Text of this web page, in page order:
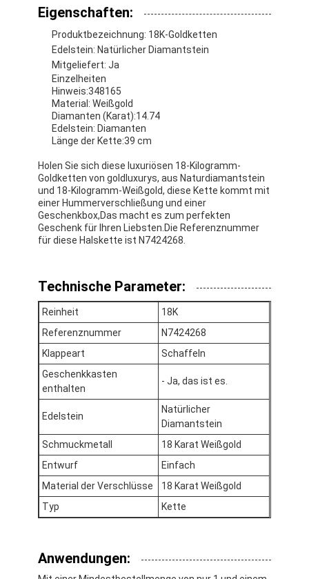
Zu Hause
Produkte
Über uns
Werksbesichtigung
Qualitätskontrolle
Neuigkeiten
Blog
Bitte um ein Angebot
18K-Gold-Halsbänder
Eigenschaften:
Produktbezeichnung: 18K-Goldketten
Edelstein: Natürlicher Diamantstein
Mitgeliefert: Ja
Einzelheiten
Hinweis:348165
Material: Weißgold
Diamanten (Karat):14.74
Edelstein: Diamanten
Länge der Kette:39 cm
Holen Sie sich diese luxuriösen 18-Kilogramm-
Goldketten von goldluxurys, aus Naturdiamantstein
und 18-Kilogramm-Weißgold, diese Kette kommt mit
einer Hummerverschließung und einer
Geschenkbox,Das macht es zum perfekten
Geschenk für Ihren Liebsten.Die Referenznummer
für diese Halskette ist N7424268.
Technische Parameter:
Reinheit
18K
Referenznummer
N7424268
Klappeart
Schaffeln
Geschenkkasten
enthalten
- Ja, das ist es.
Edelstein
Natürlicher
Diamantstein
Schmuckmetall
18 Karat Weißgold
Entwurf
Einfach
Material der Verschlüsse
18 Karat Weißgold
Typ
Kette
Anwendungen: